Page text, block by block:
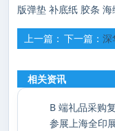
版弹垫 补底纸 胶条 海
下一篇： 深
上一篇：
牢双碳时代建筑发电
相关资讯
B 端礼品采购